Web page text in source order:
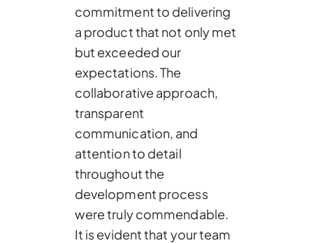
commitment to delivering
a product that not only met
but exceeded our
expectations. The
collaborative approach,
transparent
communication, and
attention to detail
throughout the
development process
were truly commendable.
It is evident that your team